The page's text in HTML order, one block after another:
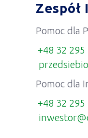
Zespół
Pomoc dla
+48 32 295
Pomoc dla
+48 32 295